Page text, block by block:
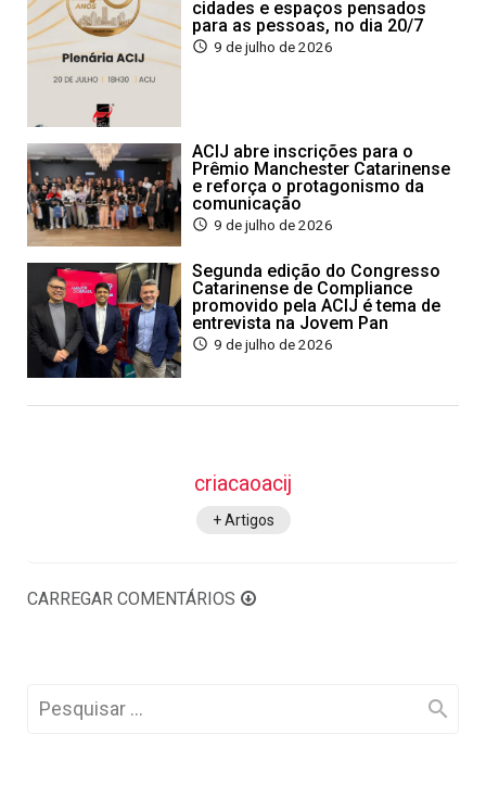
cidades e espaços pensados
para as pessoas, no dia 20/7
9 de julho de 2026
ACIJ abre inscrições para o
Prêmio Manchester Catarinense
e reforça o protagonismo da
comunicação
9 de julho de 2026
Segunda edição do Congresso
Catarinense de Compliance
promovido pela ACIJ é tema de
entrevista na Jovem Pan
9 de julho de 2026
criacaoacij
+ Artigos
CARREGAR COMENTÁRIOS